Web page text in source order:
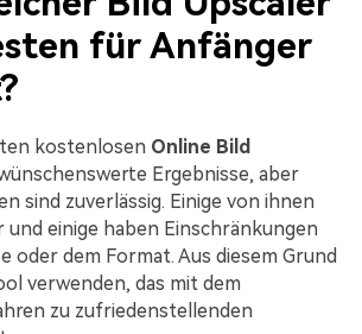
für Anfänger
kostenlosen Online Bild
Ergebnisse, aber
sind zuverlässig. Einige von ihnen
einige haben Einschränkungen
oder dem Format. Aus diesem Grund
verwenden, das mit dem
zu zufriedenstellenden